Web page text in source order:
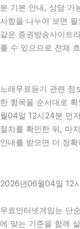
분 기본 안내, 상담 가
사항을 나누어 보면
같은 증권방송사이트
를 수 있으므로 전체
노래무료듣기 관련 정
한 항목을 순서대로
월04일 12시24분 먼
절차를 확인한 뒤, 마
안내를 받으면 더 정
2026년06월04일 12
무료인터넷게임는 단
에 맞는 기준을 함께